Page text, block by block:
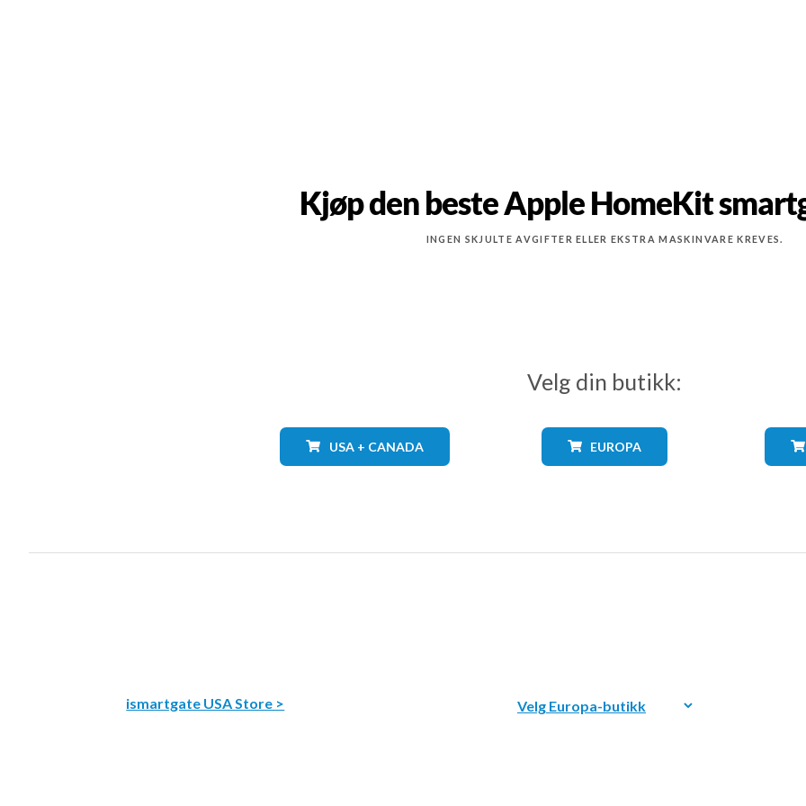
Kjøp den beste Apple HomeKit
INGEN SKJULTE AVGIFTER ELLER EKSTRA MASKINVARE KREVES.
Velg din butikk:
USA + CANADA EUROPA
ismartgate USA Store >